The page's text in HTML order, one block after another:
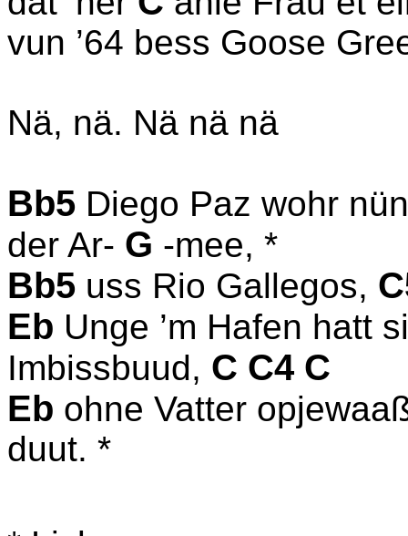
vun ’64 bess Goose
Nä, nä. Nä nä nä
Bb5 Diego Paz wohr
der Ar- G -mee, *
Bb5 uss Rio Gallegos,
Eb Unge ’m Hafen hatt
Imbissbuud, C C4 C
Eb ohne Vatter
duut. *